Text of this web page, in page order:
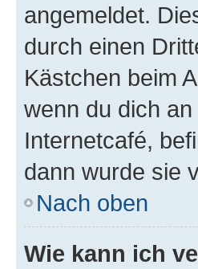
angemeldet.
durch einen
Kästchen beim
wenn du dich
Internetcafé,
dann wurde sie
Nach oben
Wie kann ich